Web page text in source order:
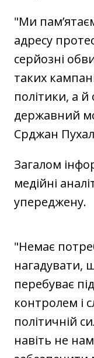
"Ми
адресу
серйозні
таких
політики, а й
державний
Срджан
Загалом
медійні
упереджену.
"Немає
нагадувати,
перебуває
контролем і
політичній
навіть не